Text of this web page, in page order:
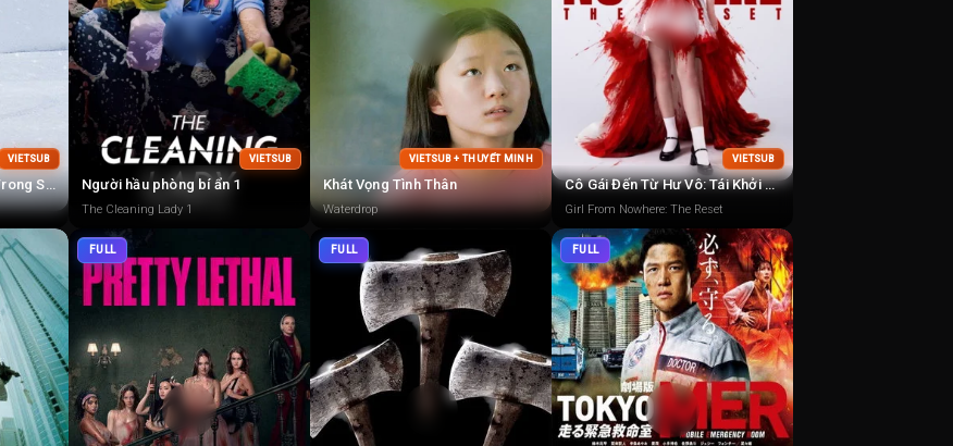
VIETSUB
Không Bông Tuyết Nào Trong Sạch
VIETSUB
Người hầu phòng bí ẩn 1
The Cleaning Lady 1
VIETSUB + THUYẾT MINH
Khát Vọng Tình Thân
Waterdrop
VIETSUB
Cô Gái Đến Từ Hư Vô: Tái Khởi Động
Girl From Nowhere: The Reset
FULL FULL FULL